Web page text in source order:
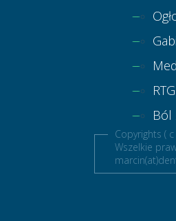
Ból
Copyrights ( c
Wszelkie